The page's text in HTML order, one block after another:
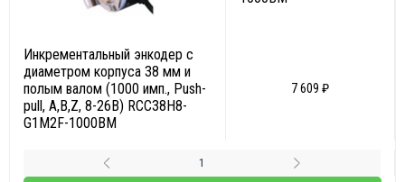
Инкрементальный энкодер с
диаметром корпуса 38 мм и
полым валом (1000 имп., Push-
pull, A,B,Z, 8-26В) RCC38H8-
G1M2F-1000BM
7 609 ₽